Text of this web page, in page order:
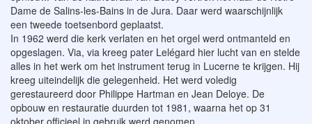
Dame de Salins-les-Bains in de Jura. Daar werd waarschijnlijk
een tweede toetsenbord geplaatst.
In 1962 werd die kerk verlaten en het orgel werd ontmanteld en
opgeslagen. Via, via kreeg pater Lelégard hier lucht van en stelde
alles in het werk om het instrument terug in Lucerne te krijgen. Hij
kreeg uiteindelijk die gelegenheid. Het werd voledig
gerestaureerd door Philippe Hartman en Jean Deloye. De
opbouw en restauratie duurden tot 1981, waarna het op 31
oktober officieel in gebruik werd genomen.